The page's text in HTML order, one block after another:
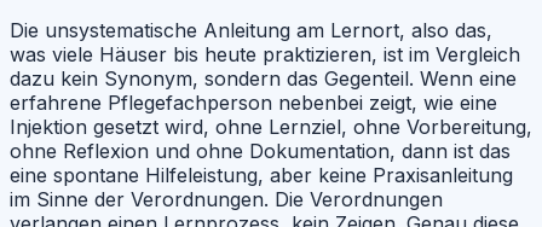
Die unsystematische Anleitung am Lernort, also das,
was viele Häuser bis heute praktizieren, ist im Vergleich
dazu kein Synonym, sondern das Gegenteil. Wenn eine
erfahrene Pflegefachperson nebenbei zeigt, wie eine
Injektion gesetzt wird, ohne Lernziel, ohne Vorbereitung,
ohne Reflexion und ohne Dokumentation, dann ist das
eine spontane Hilfeleistung, aber keine Praxisanleitung
im Sinne der Verordnungen. Die Verordnungen